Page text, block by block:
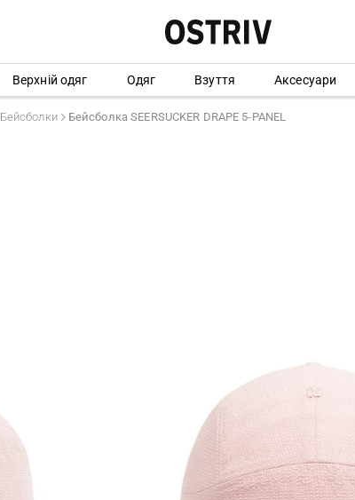
Верхній одяг Одяг Взуття Аксесуари
Бейсболки Бейсболка SEERSUCKER DRAPE 5-PANEL